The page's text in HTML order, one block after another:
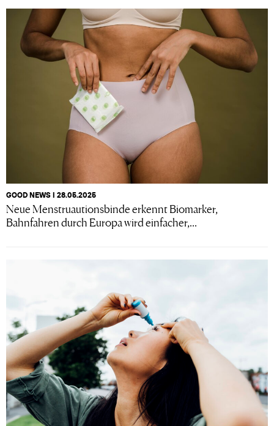
GOOD NEWS I 28.05.2025
Neue Menstruautionsbinde erkennt Biomarker,
Bahnfahren durch Europa wird einfacher,...